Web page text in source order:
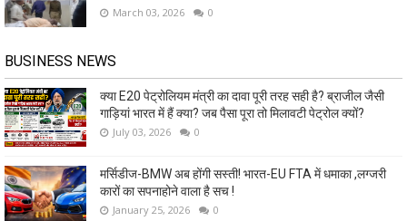
March 03, 2026 0
BUSINESS NEWS
क्या E20 पेट्रोलियम मंत्री का दावा पूरी तरह सही है? ब्राजील जैसी
गाड़ियां भारत में हैं क्या? जब पैसा पूरा तो मिलावटी पेट्रोल क्यों?
July 03, 2026 0
मर्सिडीज-BMW अब होंगी सस्ती! भारत-EU FTA में धमाका ,लग्जरी
कारों का सपनाहोने वाला है सच !
January 25, 2026 0